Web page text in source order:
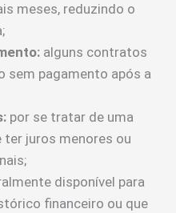
meses, reduzindo o
alguns contratos
sem pagamento após a
por se tratar de uma
juros menores ou
disponível para
financeiro ou que